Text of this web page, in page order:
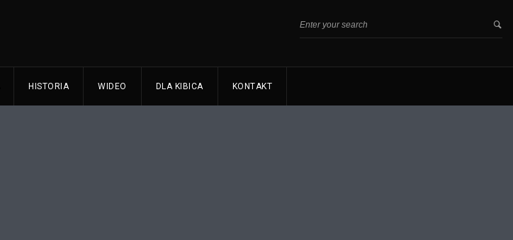
HISTORIA WIDEO DLA KIBICA KONTAKT